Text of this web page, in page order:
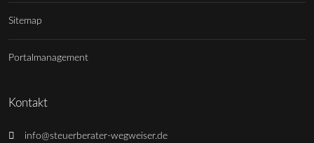
Sitemap
Portalmanagement
Kontakt
info@steuerberater-wegweiser.de